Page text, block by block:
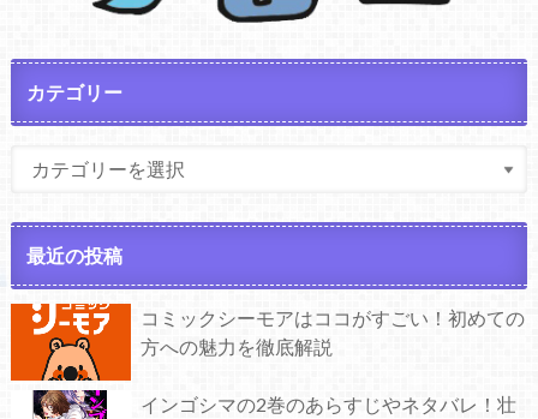
カテゴリー
最近の投稿
コミックシーモアはココがすごい！初めての
方への魅力を徹底解説
インゴシマの2巻のあらすじやネタバレ！壮